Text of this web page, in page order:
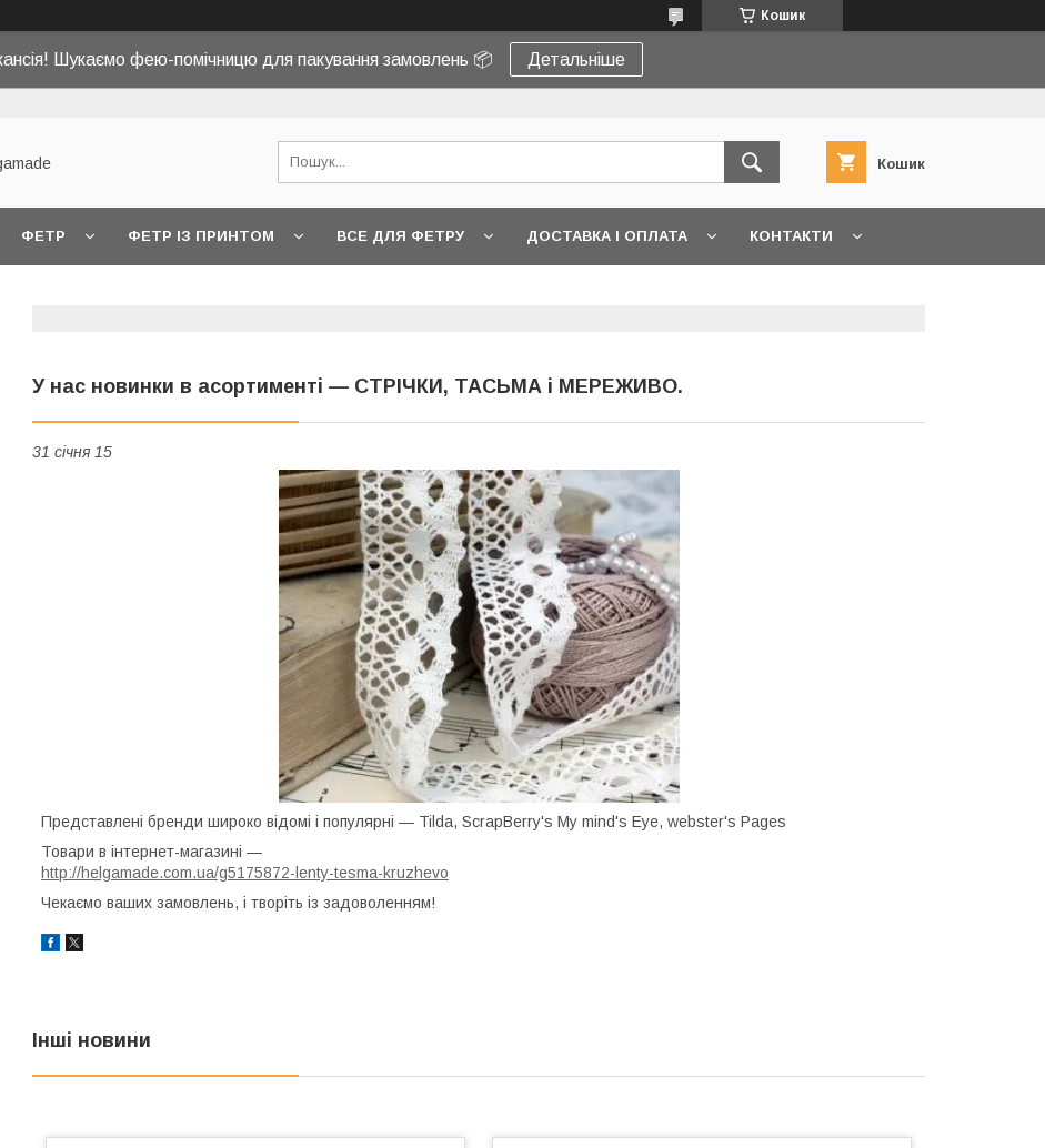
Кошик
Шукаємо фею-помічницю для пакування замовлень 📦 Детальніше
Кошик
ФЕТР ФЕТР ІЗ ПРИНТОМ ВСЕ ДЛЯ ФЕТРУ ДОСТАВКА І ОПЛАТА КОНТАКТИ
У нас новинки в асортименті — СТРІЧКИ, ТАСЬМА і МЕРЕЖИВО.
31 січня 15
Представлені бренди широко відомі і популярні — Tilda, ScrapBerry's My mind's Eye, webster's Pages
Товари в інтернет-магазині —
http://helgamade.com.ua/g5175872-lenty-tesma-kruzhevo
Чекаємо ваших замовлень, і творіть із задоволенням!
Інші новини